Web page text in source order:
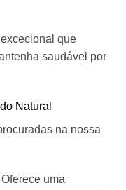
que
saudável por
Natural
na nossa
Oferece uma